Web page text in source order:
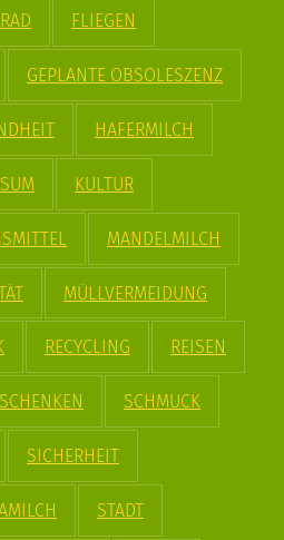
FLIEGEN
GEPLANTE OBSOLESZENZ
HAFERMILCH
KULTUR
MANDELMILCH
MÜLLVERMEIDUNG
RECYCLING REISEN
SCHENKEN SCHMUCK
SICHERHEIT
STADT